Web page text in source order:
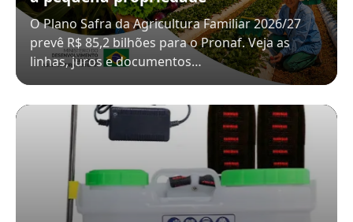
O Plano Safra da Agricultura Familiar 2026/27
prevê R$ 85,2 bilhões para o Pronaf. Veja as
linhas, juros e documentos…